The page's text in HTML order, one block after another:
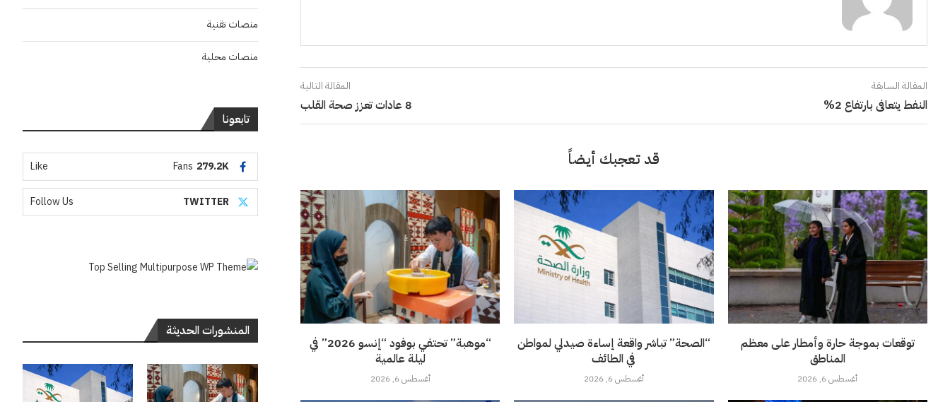
المقالة السابقة
النفط يتعافى بارتفاع 2%
المقالة التالية
8 عادات تعزز صحة القلب
قد تعجبك أيضاً
“موهبة” تحتفي بوفود “إنسو 2026” في
ليلة عالمية
أغسطس 6, 2026
“الصحة” تباشر واقعة إساءة صيدلي لمواطن
في الطائف
أغسطس 6, 2026
توقعات بموجة حارة وأمطار على معظم
المناطق
أغسطس 6, 2026
منصات تقنية
منصات محلية
تابعونا
279.2K
Fans
Like
TWITTER
Follow Us
المنشورات الحديثة